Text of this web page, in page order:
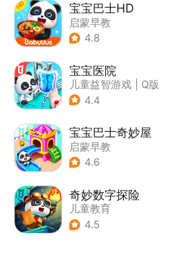
宝宝巴士HD
启蒙早教
| 儿童益智游戏
4.8
宝宝医院
儿童益智游戏
Q版
4.4
宝宝巴士奇妙屋
启蒙早教
| 儿童益智游戏
4.6
奇妙数字探险
儿童教育
| 儿童益智游戏
4.5